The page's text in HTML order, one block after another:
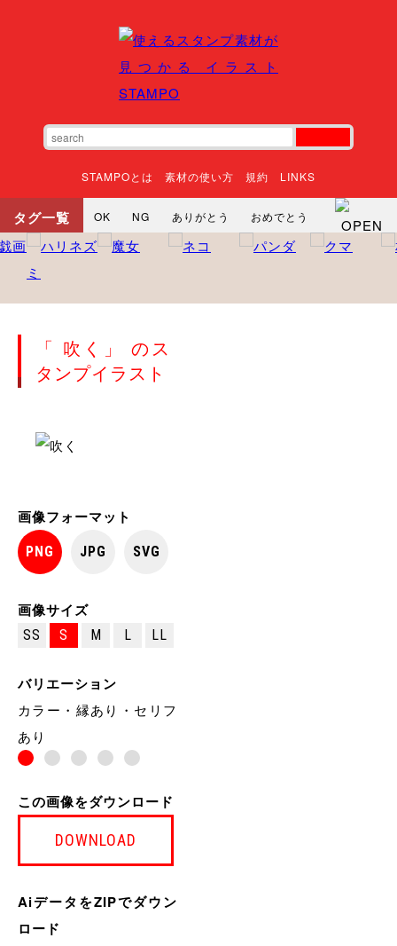
STAMPOとは 素材の使い方 規約 LINKS
タグ一覧 OK NG ありがとう
おめでとう
寝る
やったね
それな
神
るんるん
向かってます
「 吹く」 のス
タンプイラスト
画像フォーマット
PNG JPG SVG
画像サイズ
SS S M L LL
バリエーション
カラー・縁あり・セリフ
あり
この画像をダウンロード
DOWNLOAD
AiデータをZIPでダウン
ロード